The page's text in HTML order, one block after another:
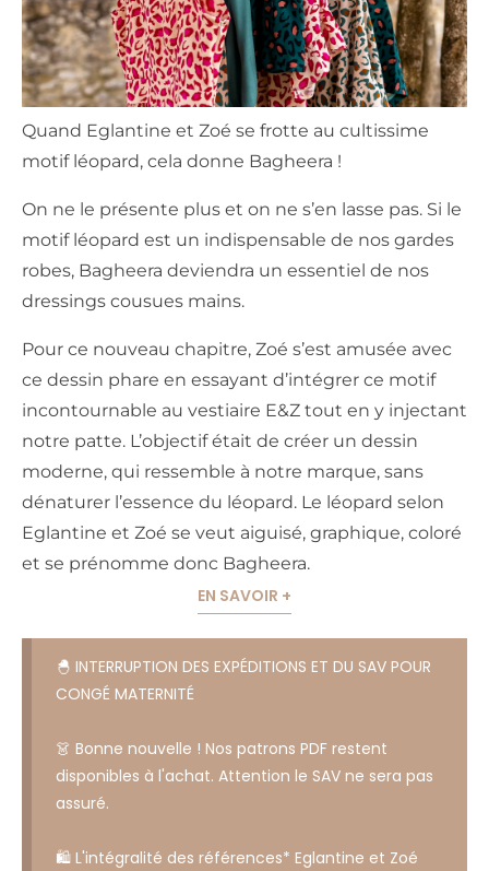
Quand Eglantine et Zoé se frotte au cultissime
motif léopard, cela donne Bagheera !
On ne le présente plus et on ne s’en lasse pas. Si le
motif léopard est un indispensable de nos gardes
robes, Bagheera deviendra un essentiel de nos
dressings cousues mains.
Pour ce nouveau chapitre, Zoé s’est amusée avec
ce dessin phare en essayant d’intégrer ce motif
incontournable au vestiaire E&Z tout en y injectant
notre patte. L’objectif était de créer un dessin
moderne, qui ressemble à notre marque, sans
dénaturer l’essence du léopard. Le léopard selon
Eglantine et Zoé se veut aiguisé, graphique, coloré
et se prénomme donc Bagheera.
EN SAVOIR +
🐣 INTERRUPTION DES EXPÉDITIONS ET DU SAV POUR
CONGÉ MATERNITÉ
👗 Bonne nouvelle ! Nos patrons PDF restent
disponibles à l'achat. Attention le SAV ne sera pas
assuré.
🛍️ L'intégralité des références* Eglantine et Zoé